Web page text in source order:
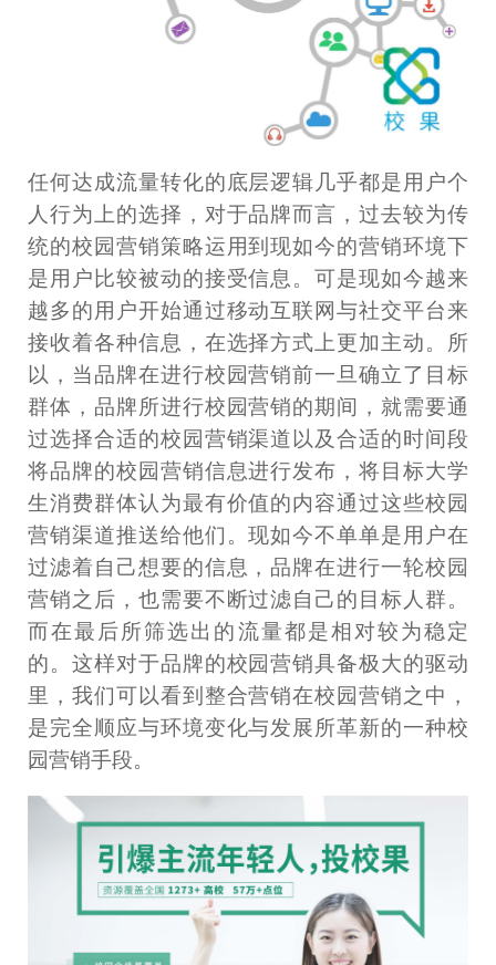
任何达成流量转化的底层逻辑几乎都是用户个
人行为上的选择，对于品牌而言，过去较为传
统的校园营销策略运用到现如今的营销环境下
是用户比较被动的接受信息。可是现如今越来
越多的用户开始通过移动互联网与社交平台来
接收着各种信息，在选择方式上更加主动。所
以，当品牌在进行校园营销前一旦确立了目标
群体，品牌所进行校园营销的期间，就需要通
过选择合适的校园营销渠道以及合适的时间段
将品牌的校园营销信息进行发布，将目标大学
生消费群体认为最有价值的内容通过这些校园
营销渠道推送给他们。现如今不单单是用户在
过滤着自己想要的信息，品牌在进行一轮校园
营销之后，也需要不断过滤自己的目标人群。
而在最后所筛选出的流量都是相对较为稳定
的。这样对于品牌的校园营销具备极大的驱动
里，我们可以看到整合营销在校园营销之中，
是完全顺应与环境变化与发展所革新的一种校
园营销手段。